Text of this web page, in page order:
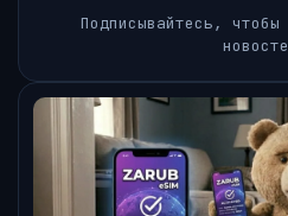
Подписывайтесь,